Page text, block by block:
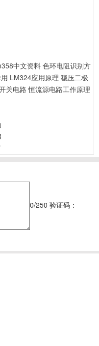
中文资料 色环电阻识别方
LM324应用原理 稳压二极
关电路 恒流源电路工作原理
0/250 验证码：